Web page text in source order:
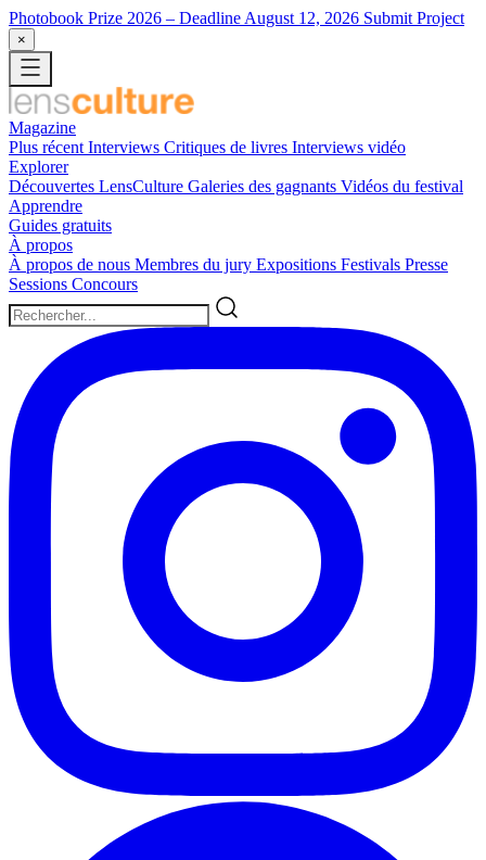
Photobook Prize 2026 – Deadline August 12, 2026 Submit Project
×
Magazine
Plus récent Interviews Critiques de livres Interviews vidéo
Explorer
Découvertes LensCulture Galeries des gagnants Vidéos du festival
Apprendre
Guides gratuits
À propos
À propos de nous Membres du jury Expositions Festivals Presse
Sessions Concours